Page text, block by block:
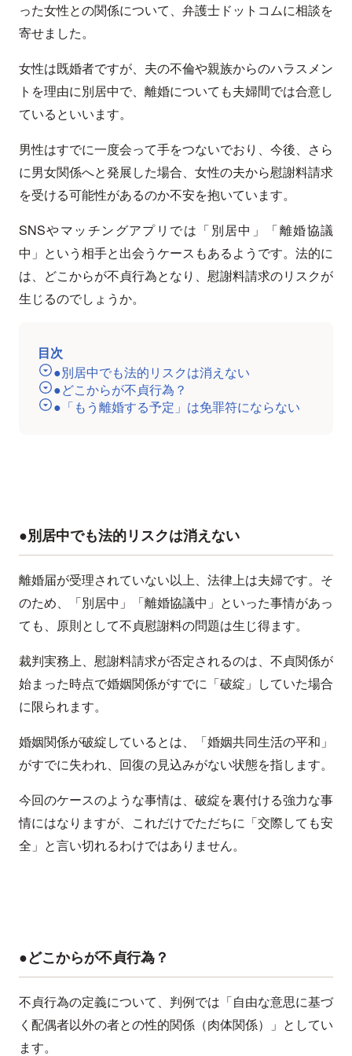
った女性との関係について、弁護士ドットコムに相談を
寄せました。
女性は既婚者ですが、夫の不倫や親族からのハラスメン
トを理由に別居中で、離婚についても夫婦間では合意し
ているといいます。
男性はすでに一度会って手をつないでおり、今後、さら
に男女関係へと発展した場合、女性の夫から慰謝料請求
を受ける可能性があるのか不安を抱いています。
SNSやマッチングアプリでは「別居中」「離婚協議
中」という相手と出会うケースもあるようです。法的に
は、どこからが不貞行為となり、慰謝料請求のリスクが
生じるのでしょうか。
目次
●別居中でも法的リスクは消えない
●どこからが不貞行為？
●「もう離婚する予定」は免罪符にならない
●別居中でも法的リスクは消えない
離婚届が受理されていない以上、法律上は夫婦です。そ
のため、「別居中」「離婚協議中」といった事情があっ
ても、原則として不貞慰謝料の問題は生じ得ます。
裁判実務上、慰謝料請求が否定されるのは、不貞関係が
始まった時点で婚姻関係がすでに「破綻」していた場合
に限られます。
婚姻関係が破綻しているとは、「婚姻共同生活の平和」
がすでに失われ、回復の見込みがない状態を指します。
今回のケースのような事情は、破綻を裏付ける強力な事
情にはなりますが、これだけでただちに「交際しても安
全」と言い切れるわけではありません。
●どこからが不貞行為？
不貞行為の定義について、判例では「自由な意思に基づ
く配偶者以外の者との性的関係（肉体関係）」としてい
ます。